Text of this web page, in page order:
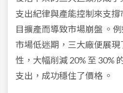
支出紀律與產能控制來支
目擴產而導致市場崩盤 。
市場低迷期，三大廠便展
性，大幅削減 20% 至 30%
支出，成功穩住了價格 。